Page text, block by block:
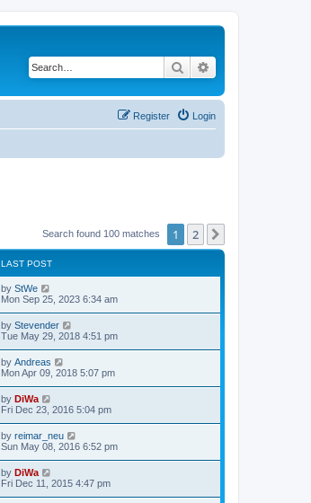
Search
Login
Register
Search found 100 matches 1 2
LAST POST
by StWe
Mon Sep 25, 2023 6:34 am
by Stevender
Tue May 29, 2018 4:51 pm
by Andreas
Mon Apr 09, 2018 5:07 pm
by DiWa
Fri Dec 23, 2016 5:04 pm
by reimar_neu
Sun May 08, 2016 6:52 pm
by DiWa
Fri Dec 11, 2015 4:47 pm